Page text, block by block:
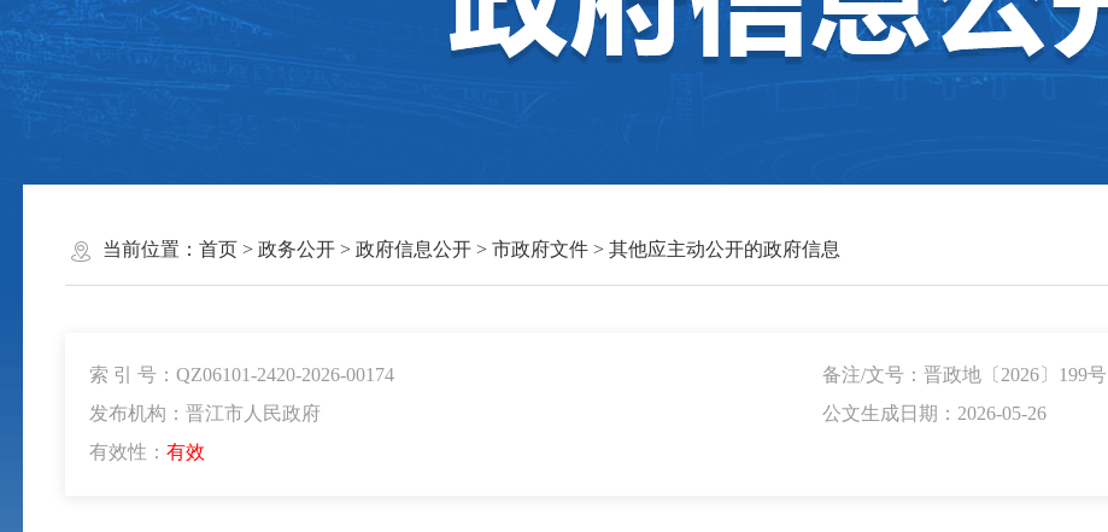
当前位置： 首页> 政务公开> 政府信息公开> 市政府文件> 其他应主动公开的政府信息
索 引 号：QZ06101-2420-2026-00174
备注/文号：晋政地〔2026〕199号
发布机构：晋江市人民政府
公文生成日期：2026-05-26
有效性： 有效